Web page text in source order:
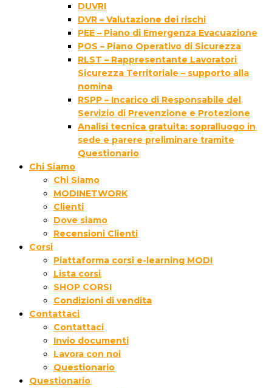
DUVRI
DVR – Valutazione dei rischi
PEE – Piano di Emergenza Evacuazione
POS – Piano Operativo di Sicurezza
RLST – Rappresentante Lavoratori
Sicurezza Territoriale – supporto alla
nomina
RSPP – Incarico di Responsabile del
Servizio di Prevenzione e Protezione
Analisi tecnica gratuita: sopralluogo in
sede e parere preliminare tramite
Questionario
Chi Siamo
Chi Siamo
MODINETWORK
Clienti
Dove siamo
Recensioni Clienti
Corsi
Piattaforma corsi e-learning MODI
Lista corsi
SHOP CORSI
Condizioni di vendita
Contattaci
Contattaci
Invio documenti
Lavora con noi
Questionario
Questionario